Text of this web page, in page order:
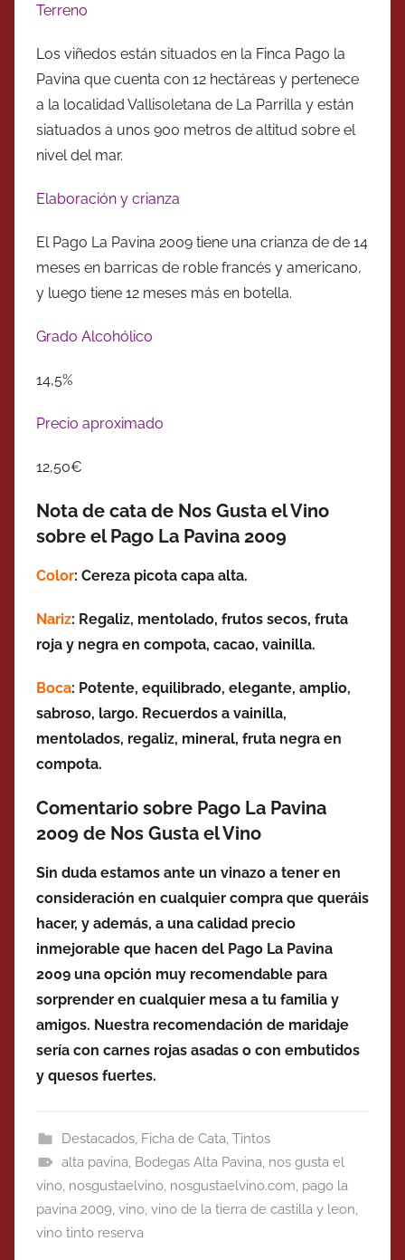
Terreno
Los viñedos están situados en la Finca Pago la
Pavina que cuenta con 12 hectáreas y pertenece
a la localidad Vallisoletana de La Parrilla y están
siatuados a unos 900 metros de altitud sobre el
nivel del mar.
Elaboración y crianza
El Pago La Pavina 2009 tiene una crianza de de 14
meses en barricas de roble francés y americano,
y luego tiene 12 meses más en botella.
Grado Alcohólico
14,5%
Precio aproximado
12,50€
Nota de cata de Nos Gusta el Vino
sobre el Pago La Pavina 2009
Color: Cereza picota capa alta.
Nariz: Regaliz, mentolado, frutos secos, fruta
roja y negra en compota, cacao, vainilla.
Boca: Potente, equilibrado, elegante, amplio,
sabroso, largo. Recuerdos a vainilla,
mentolados, regaliz, mineral, fruta negra en
compota.
Comentario sobre Pago La Pavina
2009 de Nos Gusta el Vino
Sin duda estamos ante un vinazo a tener en
consideración en cualquier compra que queráis
hacer, y además, a una calidad precio
inmejorable que hacen del Pago La Pavina
2009 una opción muy recomendable para
sorprender en cualquier mesa a tu familia y
amigos. Nuestra recomendación de maridaje
sería con carnes rojas asadas o con embutidos
y quesos fuertes.
Destacados, Ficha de Cata, Tintos
alta pavina, Bodegas Alta Pavina, nos gusta el
vino, nosgustaelvino, nosgustaelvino.com, pago la
pavina 2009, vino, vino de la tierra de castilla y leon,
vino tinto reserva